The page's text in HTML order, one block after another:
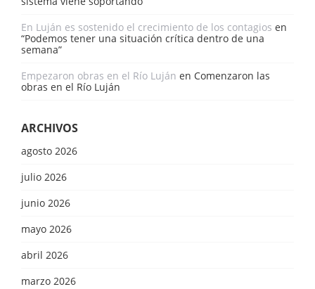
En Luján es sostenido el crecimiento de los contagios en
“Podemos tener una situación crítica dentro de una
semana”
Empezaron obras en el Río Luján en Comenzaron las
obras en el Río Luján
ARCHIVOS
agosto 2026
julio 2026
junio 2026
mayo 2026
abril 2026
marzo 2026